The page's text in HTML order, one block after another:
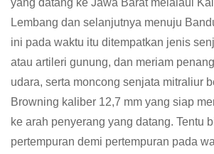
yang datang ke Jawa Barat melalaui
Lembang dan selanjutnya menuju
ini pada waktu itu ditempatkan jenis
atau artileri gunung, dan meriam
udara, serta moncong senjata mitraliur
Browning kaliber 12,7 mm yang siap
ke arah penyerang yang datang. Tentu
pertempuran demi pertempuran pada